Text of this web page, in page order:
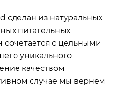
сделан из натуральных
питательных
сочетается с цельными
уникального
качеством
случае мы вернем